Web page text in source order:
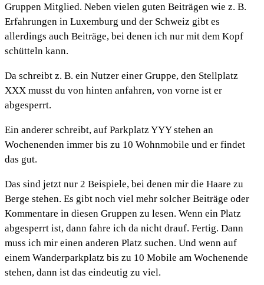
Gruppen Mitglied. Neben vielen guten Beiträgen wie z. B.
Erfahrungen in Luxemburg und der Schweiz gibt es
allerdings auch Beiträge, bei denen ich nur mit dem Kopf
schütteln kann.
Da schreibt z. B. ein Nutzer einer Gruppe, den Stellplatz
XXX musst du von hinten anfahren, von vorne ist er
abgesperrt.
Ein anderer schreibt, auf Parkplatz YYY stehen an
Wochenenden immer bis zu 10 Wohnmobile und er findet
das gut.
Das sind jetzt nur 2 Beispiele, bei denen mir die Haare zu
Berge stehen. Es gibt noch viel mehr solcher Beiträge oder
Kommentare in diesen Gruppen zu lesen. Wenn ein Platz
abgesperrt ist, dann fahre ich da nicht drauf. Fertig. Dann
muss ich mir einen anderen Platz suchen. Und wenn auf
einem Wanderparkplatz bis zu 10 Mobile am Wochenende
stehen, dann ist das eindeutig zu viel.